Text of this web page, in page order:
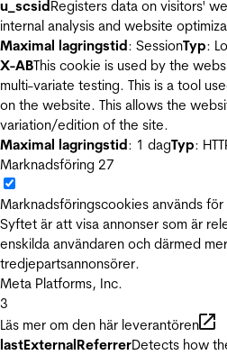
u_scsidRegisters data on visitors'
internal analysis and website
Maximal lagringstid: SessionTyp:
X-ABThis cookie is used by the
multi-variate testing. This is a tool
on the website. This allows the
variation/edition of the site.
Maximal lagringstid: 1 dagTyp:
Marknadsföring 27
Marknadsföringscookies används
Syftet är att visa annonser som är
enskilda användaren och därmed
tredjepartsannonsörer.
Meta Platforms, Inc.
3
Läs mer om den här leverantören
lastExternalReferrerDetects how